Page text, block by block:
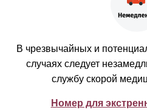
В чрезвычайных и
случаях следует
службу скорой
Номер для